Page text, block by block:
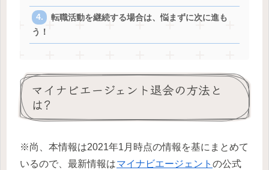
転職活動を継続する場合は、悩まずに次に進も
う！
マイナビエージェント退会の方法と
は?
※尚、本情報は2021年1月時点の情報を基にまとめて
いるので、最新情報はマイナビエージェント の公式